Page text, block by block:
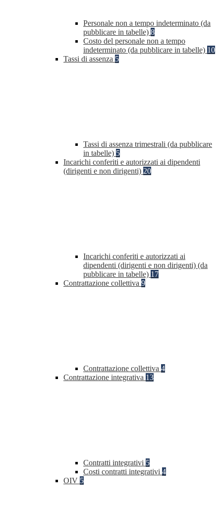
Personale non a tempo indeterminato (da
pubblicare in tabelle) 8
Costo del personale non a tempo
indeterminato (da pubblicare in tabelle) 10
Tassi di assenza 5
Tassi di assenza trimestrali (da pubblicare
in tabelle) 5
Incarichi conferiti e autorizzati ai dipendenti
(dirigenti e non dirigenti) 20
Incarichi conferiti e autorizzati ai
dipendenti (dirigenti e non dirigenti) (da
pubblicare in tabelle) 17
Contrattazione collettiva 9
Contrattazione collettiva 4
Contrattazione integrativa 13
Contratti integrativi 5
Costi contratti integrativi 4
OIV 5